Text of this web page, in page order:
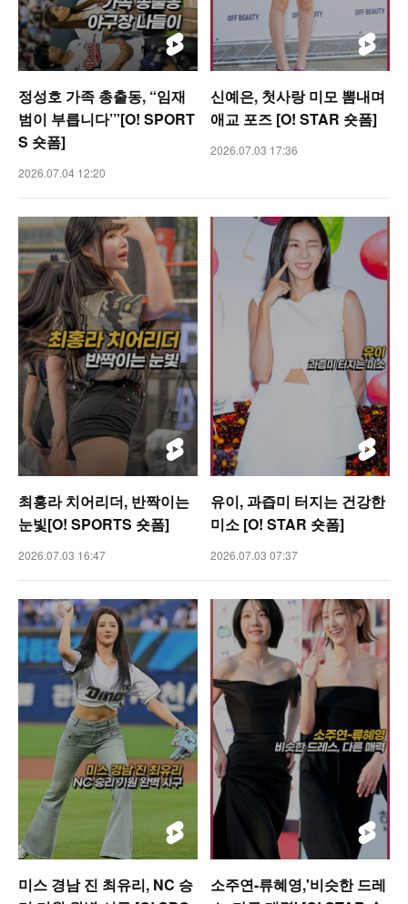
정성호 가족 총출동, “임재
범이 부릅니다’”[O! SPORT
S 숏폼]
2026.07.04 12:20
신예은, 첫사랑 미모 뽐내며
애교 포즈 [O! STAR 숏폼]
2026.07.03 17:36
최홍라 치어리더, 반짝이는
눈빛[O! SPORTS 숏폼]
2026.07.03 16:47
유이, 과즙미 터지는 건강한
미소 [O! STAR 숏폼]
2026.07.03 07:37
미스 경남 진 최유리, NC 승
소주연-류혜영,'비슷한 드레